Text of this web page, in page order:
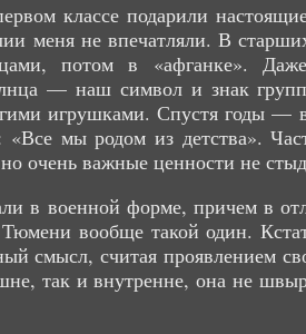
классе подарили
меня не впечатляли. В
потом в «афганке».
— наш символ и знак
игрушками. Спустя годы —
«Все мы родом из детства».
очень важные ценности не
в военной форме, причем в
вообще такой один.
смысл, считая проявлением
так и внутренне, она не